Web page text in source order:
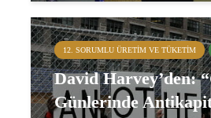
12. SORUMLU ÜRETIM VE TÜKETIM
David Harvey’den:
Günlerinde